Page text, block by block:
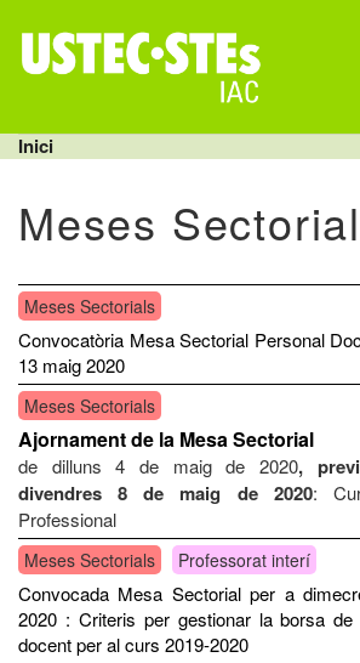
content
Inici
Meses
Meses Sectorials
Convocatòria Mesa Sectorial Personal
13 maig 2020
Meses Sectorials
Ajornament de la Mesa Sectorial
de dilluns 4 de maig de 2020,
divendres 8 de maig de 2020:
Professional
Meses Sectorials Professorat interí
Convocada Mesa Sectorial per a
2020 : Criteris per gestionar la borsa de
docent per al curs 2019-2020